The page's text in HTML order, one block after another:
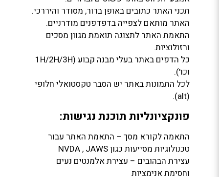
תכני האתר כתובים באופן ברור, מסודר והיררכי.
האתר מותאם לצפייה בדפדפנים מודרניים.
התאמת האתר לתצוגה תואמת מגוון מסכים
ורזולוציות.
כל הדפים באתר בעלי מבנה קבוע (1H/2H/3H
וכו').
לכל התמונות באתר יש הסבר טקסטואלי חלופי
(alt).
פונקציונליות תוכנת נגישות:
התאמה לקורא מסך – התאמת האתר עבור
טכנולוגיות מסייעות כגון NVDA , JAWS
עצירת הבהובים – עצירת אלמנטים נעים
וחסימת אנימציות